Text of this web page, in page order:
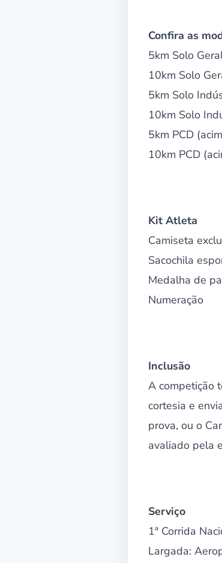
Confira as
5km Solo
10km Solo
5km Solo
10km Solo
5km PCD
10km PCD
Kit Atleta
Camiseta
Sacochila
Medalha de
Numeração
Inclusão
A competição
cortesia e
prova, ou o
avaliado pela
Serviço
1ª Corrida
Largada: